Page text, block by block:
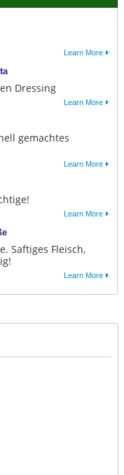
Learn More
Dressing
Learn More
gemachtes
Learn More
Learn More
Saftiges Fleisch,
Learn More